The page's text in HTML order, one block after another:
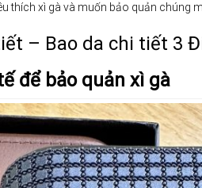
thích xì gà và muốn bảo quản chúng
– Bao da chi tiết 3
để bảo quản xì gà